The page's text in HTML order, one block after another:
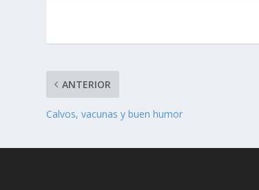
ANTERIOR
Calvos, vacunas y buen humor